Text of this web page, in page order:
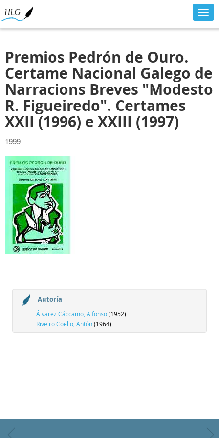
Premios Pedrón de Ouro.
Certame Nacional Galego de
Narracions Breves "Modesto
R. Figueiredo". Certames
XXII (1996) e XXIII (1997)
1999
Autoría
Álvarez Cáccamo, Alfonso(1952)
Riveiro Coello, Antón(1964)